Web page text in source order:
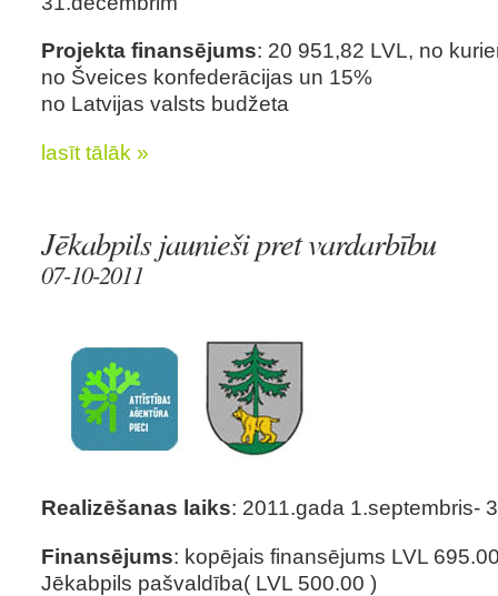
Projekta finansējums: 20 951,82 LVL, no
no Šveices konfederācijas un 15%
no Latvijas valsts budžeta
lasīt tālāk »
Jēkabpils jaunieši pret vardarbību
07-10-2011
Realizēšanas laiks: 2011.gada 1.septembris-
Finansējums: kopējais finansējums LVL
Jēkabpils pašvaldība( LVL 500.00 )